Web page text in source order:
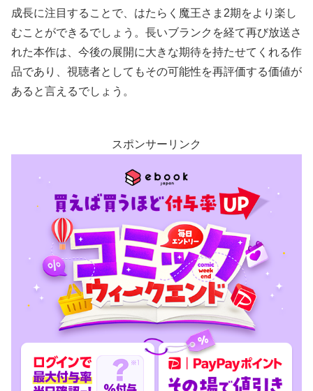
成長に注目することで、はたらく魔王さま2期をより楽し
むことができるでしょう。長いブランクを経て再び放送さ
れた本作は、今後の展開に大きな期待を持たせてくれる作
品であり、視聴者としてもその可能性を再評価する価値が
あると言えるでしょう。
スポンサーリンク